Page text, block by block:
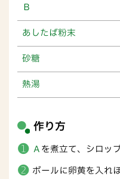
Ｂ
あしたば粉末
砂糖
熱湯
作り方
Ａを煮立て、シロッ
ボールに卵黄を入れほ